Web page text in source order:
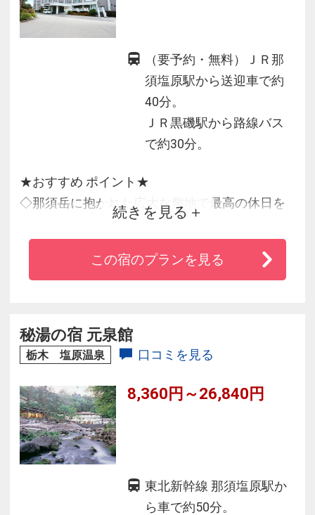
（要予約・無料）ＪＲ那
須塩原駅から送迎車で約
40分。
ＪＲ黒磯駅から路線バス
で約30分。
★おすすめ ポイント★
◇那須岳に抱かれた広大な敷地で最高の休日を
過ごす高原リゾート！
◇趣の異なった9つの館が点在！お客さまの旅の
スタイルでチョイス
◇3種の泉質を楽しめる温泉リゾート！
続きを見る
この宿のプランを見る
秘湯の宿 元泉館
栃木 塩原温泉 口コミを見る
8,360円～26,840円
東北新幹線 那須塩原駅か
ら車で約50分。